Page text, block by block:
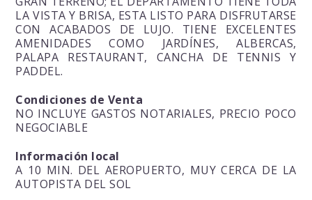
LA VISTA Y BRISA, ESTA LISTO PARA DISFRUTARSE
CON ACABADOS DE LUJO. TIENE EXCELENTES
AMENIDADES COMO JARDÍNES, ALBERCAS,
PALAPA RESTAURANT, CANCHA DE TENNIS Y
PADDEL.
Condiciones de Venta
NO INCLUYE GASTOS NOTARIALES, PRECIO POCO
NEGOCIABLE
Información local
A 10 MIN. DEL AEROPUERTO, MUY CERCA DE LA
AUTOPISTA DEL SOL